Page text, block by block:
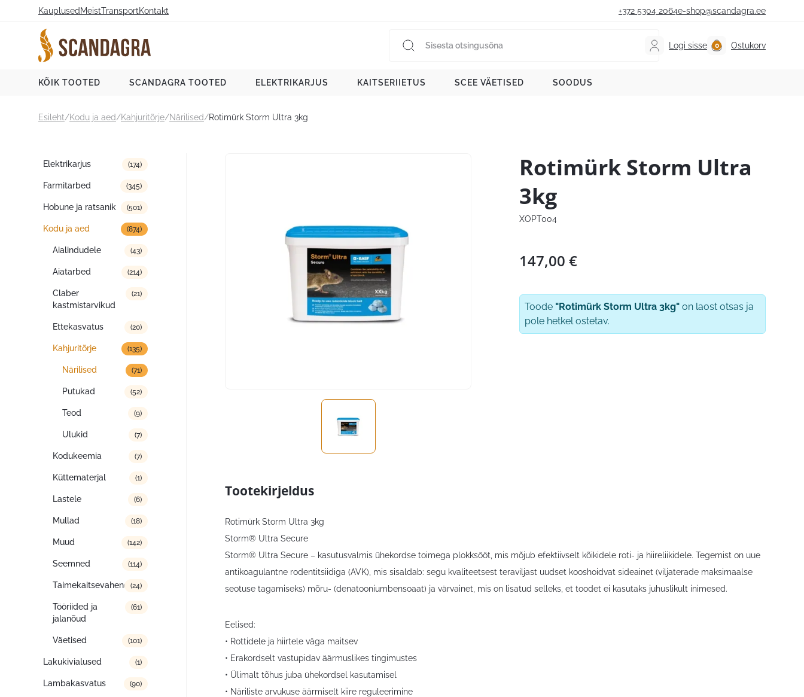
Kauplused MeistTransportKontakt +372 5304 2064e-shop@scandagra.ee
Logi sisse Ostukorv
KÕIK TOOTED SCANDAGRA TOOTED ELEKTRIKARJUS KAITSERIIETUS SCEE VÄETISED SOODUS
Esileht/Kodu ja aed/Kahjuritõrje/Närilised/Rotimürk Storm Ultra 3kg
Tootekategooriad
Elektrikarjus (174)
Farmitarbed (345)
Hobune ja ratsanik (501)
Kodu ja aed (874)
Aialindudele (43)
Aiatarbed (214)
Claber
kastmistarvikud
(21)
Ettekasvatus (20)
Kahjuritõrje (135)
Närilised (71)
Putukad (52)
Teod (9)
Ulukid (7)
Kodukeemia (7)
Küttematerjal (1)
Lastele (6)
Mullad (18)
Muud (142)
Seemned (114)
Taimekaitsevahendid(24)
Tööriided ja
jalanõud
(61)
Väetised (101)
Lakukivialused (1)
Lambakasvatus (90)
Rotimürk Storm Ultra
3kg
XOPT004
147,00 €
Toode "Rotimürk Storm Ultra 3kg" on laost otsas ja
pole hetkel ostetav.
Tootekirjeldus
Rotimürk Storm Ultra 3kg
Storm® Ultra Secure
Storm® Ultra Secure – kasutusvalmis ühekordse toimega plokksööt, mis mõjub efektiivselt kõikidele roti- ja hiireliikidele. Tegemist on uue
antikoagulantne rodentitsiidiga (AVK), mis sisaldab: segu kvaliteetsest teraviljast uudset kooshoidvat sideainet (viljaterade maksimaalse
seotuse tagamiseks) mõru- (denatooniumbensoaat) ja värvainet, mis on lisatud selleks, et toodet ei kasutaks juhuslikult inimesed.
Eelised:
• Rottidele ja hiirtele väga maitsev
• Erakordselt vastupidav äärmuslikes tingimustes
• Ülimalt tõhus juba ühekordsel kasutamisel
• Näriliste arvukuse äärmiselt kiire reguleerimine